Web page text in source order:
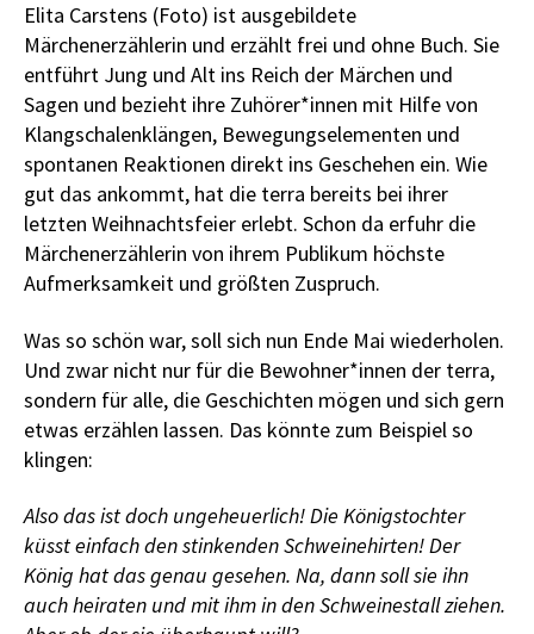
Elita Carstens (Foto) ist ausgebildete
Märchenerzählerin und erzählt frei und ohne Buch. Sie
entführt Jung und Alt ins Reich der Märchen und
Sagen und bezieht ihre Zuhörer*innen mit Hilfe von
Klangschalenklängen, Bewegungselementen und
spontanen Reaktionen direkt ins Geschehen ein. Wie
gut das ankommt, hat die terra bereits bei ihrer
letzten Weihnachtsfeier erlebt. Schon da erfuhr die
Märchenerzählerin von ihrem Publikum höchste
Aufmerksamkeit und größten Zuspruch.
Was so schön war, soll sich nun Ende Mai wiederholen.
Und zwar nicht nur für die Bewohner*innen der terra,
sondern für alle, die Geschichten mögen und sich gern
etwas erzählen lassen. Das könnte zum Beispiel so
klingen:
Also das ist doch ungeheuerlich! Die Königstochter
küsst einfach den stinkenden Schweinehirten! Der
König hat das genau gesehen. Na, dann soll sie ihn
auch heiraten und mit ihm in den Schweinestall ziehen.